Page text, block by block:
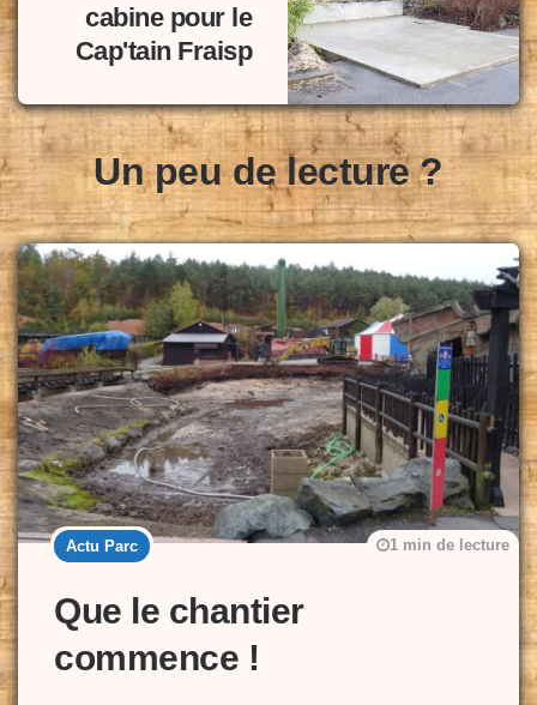
cabine pour le
Cap'tain Fraisp
Un peu de lecture ?
Actu Parc
Que le chantier
commence !
1 min de lecture